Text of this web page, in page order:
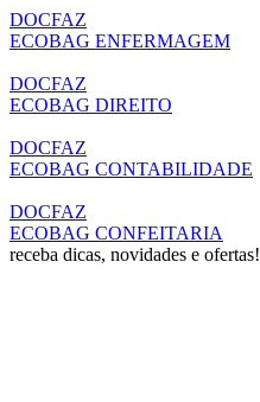
DOCFAZ
ECOBAG ENFERMAGEM
DOCFAZ
ECOBAG DIREITO
DOCFAZ
ECOBAG CONTABILIDADE
DOCFAZ
ECOBAG CONFEITARIA
receba dicas, novidades e ofertas!